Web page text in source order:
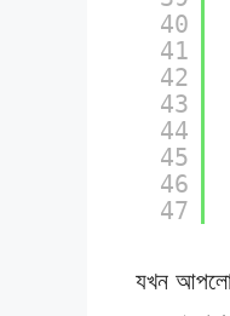
40
41
42
43
44
45
46
47
যখন